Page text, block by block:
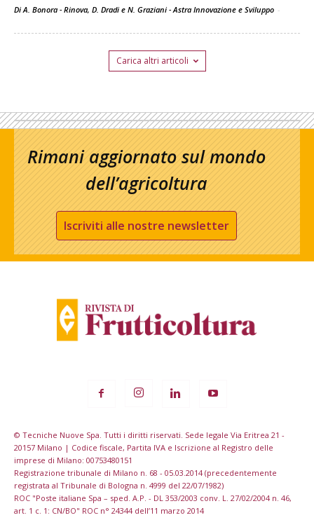
Di A. Bonora - Rinova, D. Dradi e N. Graziani - Astra Innovazione e Sviluppo -
Carica altri articoli
Rimani aggiornato sul mondo
dell’agricoltura
Iscriviti alle nostre newsletter
© Tecniche Nuove Spa. Tutti i diritti riservati. Sede legale Via Eritrea 21 -
20157 Milano | Codice fiscale, Partita IVA e Iscrizione al Registro delle
imprese di Milano: 00753480151
Registrazione tribunale di Milano n. 68 - 05.03.2014 (precedentemente
registrata al Tribunale di Bologna n. 4999 del 22/07/1982)
ROC "Poste italiane Spa – sped. A.P. - DL 353/2003 conv. L. 27/02/2004 n. 46,
art. 1 c. 1: CN/BO" ROC n° 24344 dell’11 marzo 2014